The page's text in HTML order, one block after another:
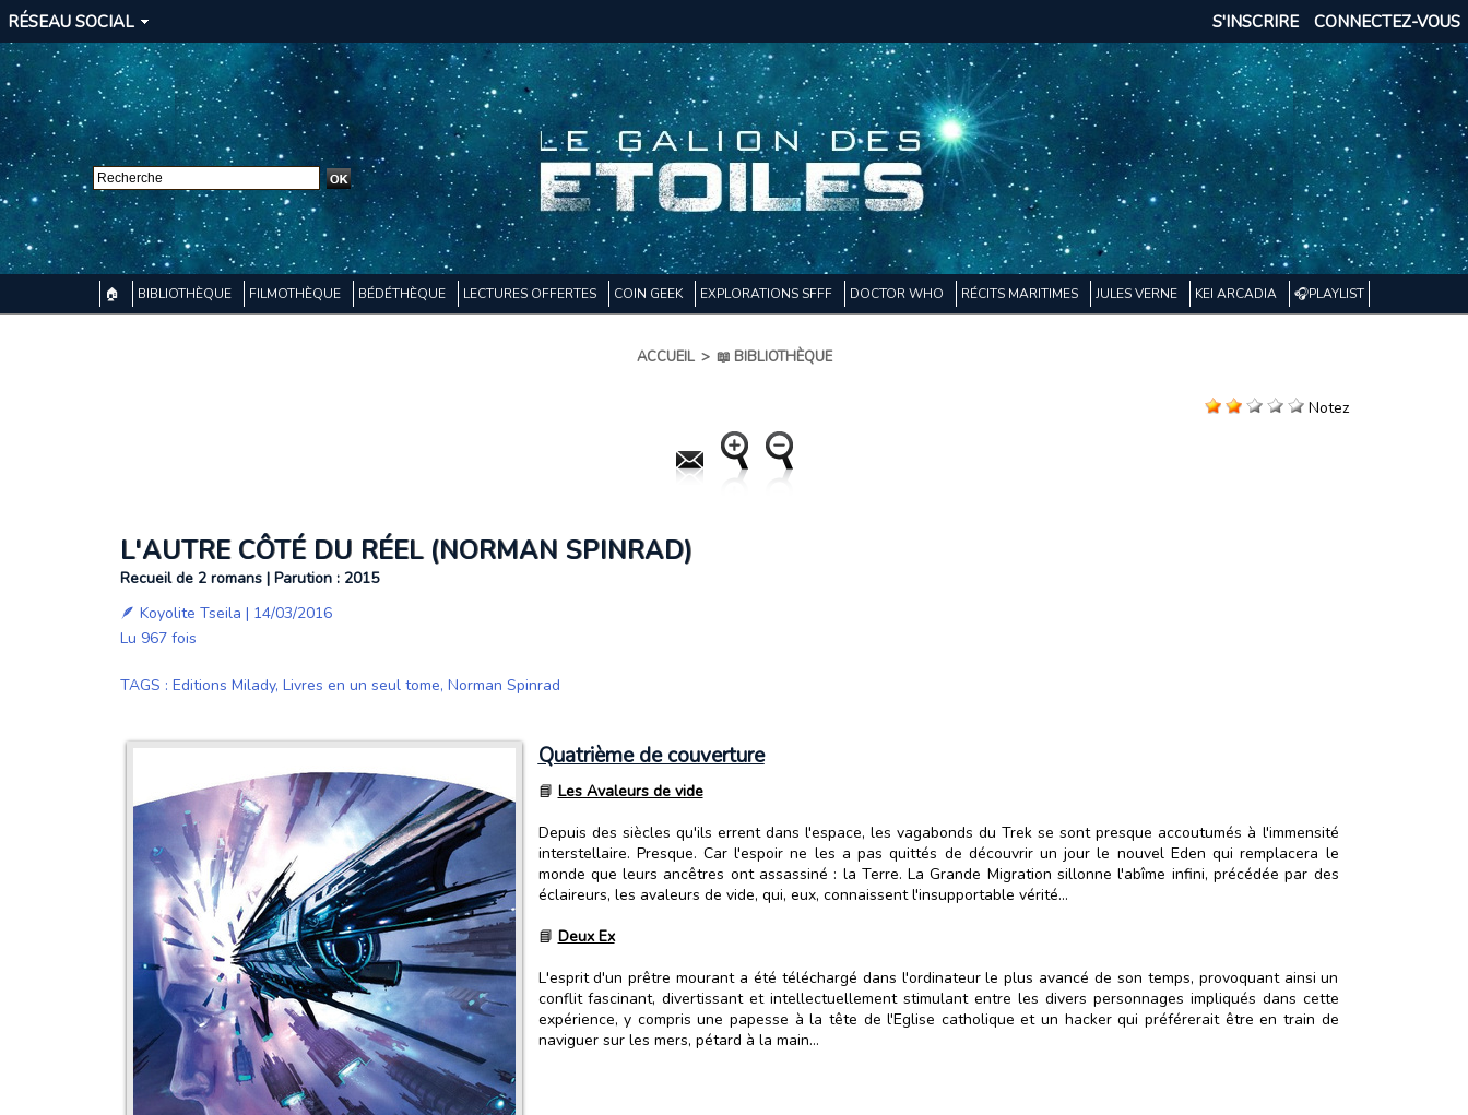
RÉSEAU SOCIAL CONNECTEZ-VOUS
S'INSCRIRE
🏠 BIBLIOTHÈQUE FILMOTHÈQUE BÉDÉTHÈQUE LECTURES OFFERTES COIN GEEK EXPLORATIONS SFFF DOCTOR WHO RÉCITS MARITIMES JULES VERNE KEI ARCADIA 🎧PLAYLIST
ACCUEIL > 📖 BIBLIOTHÈQUE
Notez
L'AUTRE CÔTÉ DU RÉEL (NORMAN SPINRAD)
Recueil de 2 romans | Parution : 2015
🪶 Koyolite Tseila | 14/03/2016
Lu 967 fois
TAGS : Editions Milady, Livres en un seul tome, Norman Spinrad
Quatrième de couverture
📘 Les Avaleurs de vide
Depuis des siècles qu'ils errent dans l'espace, les vagabonds du Trek se sont presque accoutumés à l'immensité
interstellaire. Presque. Car l'espoir ne les a pas quittés de découvrir un jour le nouvel Eden qui remplacera le
monde que leurs ancêtres ont assassiné : la Terre. La Grande Migration sillonne l'abîme infini, précédée par des
éclaireurs, les avaleurs de vide, qui, eux, connaissent l'insupportable vérité...
📘 Deux Ex
L'esprit d'un prêtre mourant a été téléchargé dans l'ordinateur le plus avancé de son temps, provoquant ainsi un
conflit fascinant, divertissant et intellectuellement stimulant entre les divers personnages impliqués dans cette
expérience, y compris une papesse à la tête de l'Eglise catholique et un hacker qui préférerait être en train de
naviguer sur les mers, pétard à la main...